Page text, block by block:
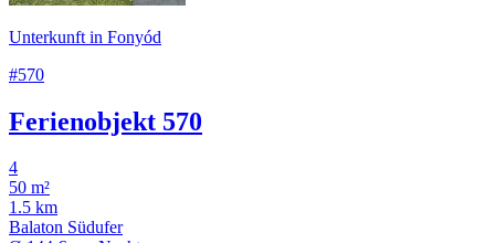
Unterkunft in Fonyód
#570
Ferienobjekt 570
4
50 m²
1.5 km
Balaton Südufer